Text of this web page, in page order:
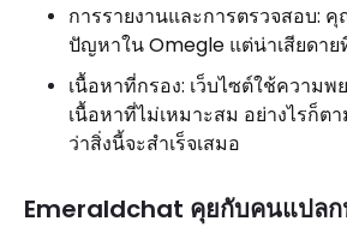
การรายงานและการตรวจสอบ:
ปัญหาใน Omegle แต่น่าเสียดาย
เนื้อหาที่กรอง: เว็บไซต์ใช้ความพ
เนื้อหาที่ไม่เหมาะสม อย่างไรก็ต
ว่าสิ่งนี้จะสำเร็จเสมอ
Emeraldchat คุยกับคนแปล